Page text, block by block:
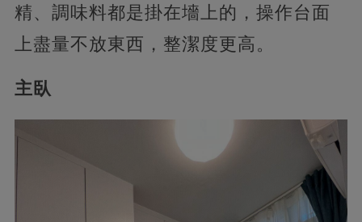
精、調味料都是掛在墻上的，​操作台面
上盡量不放東西，整潔度更高。
主臥